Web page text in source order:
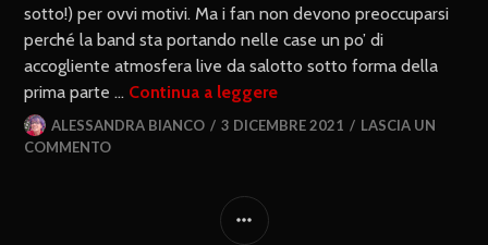
sotto!) per ovvi motivi. Ma i fan non devono preoccuparsi
perché la band sta portando nelle case un po’ di
accogliente atmosfera live da salotto sotto forma della
prima parte … Continua a leggere
ALESSANDRA BIANCO 3 DICEMBRE 2021
LASCIA UN
COMMENTO